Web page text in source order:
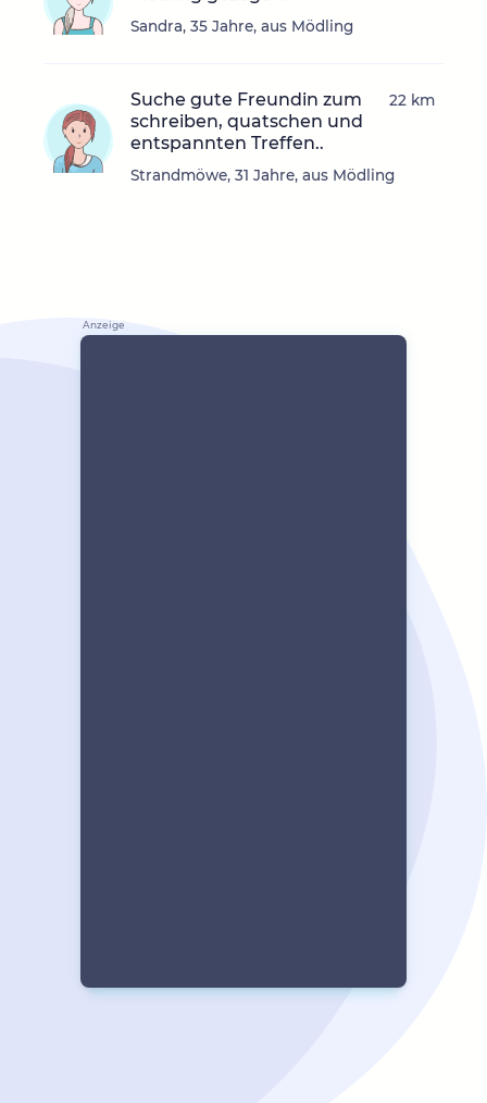
Sandra, 35 Jahre, aus Mödling
Suche gute Freundin zum
schreiben, quatschen und
entspannten Treffen..
Strandmöwe, 31 Jahre, aus Mödling
22 km